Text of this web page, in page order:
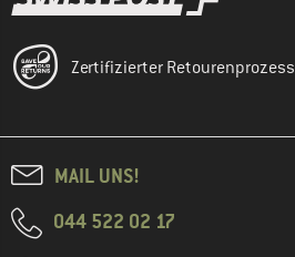
Zertifizierter Retourenprozess
MAIL UNS!
044 522 02 17